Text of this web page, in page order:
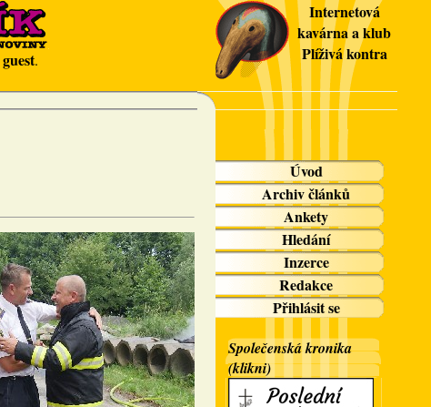
guest.
Internetová
kavárna a klub
Plíživá kontra
Úvod
Archiv článků
Ankety
Hledání
Inzerce
Redakce
Přihlásit se
Společenská kronika
(klikni)